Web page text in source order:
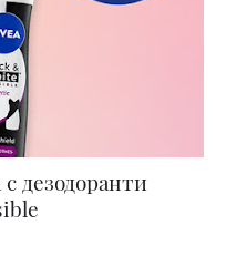
дезодоранти